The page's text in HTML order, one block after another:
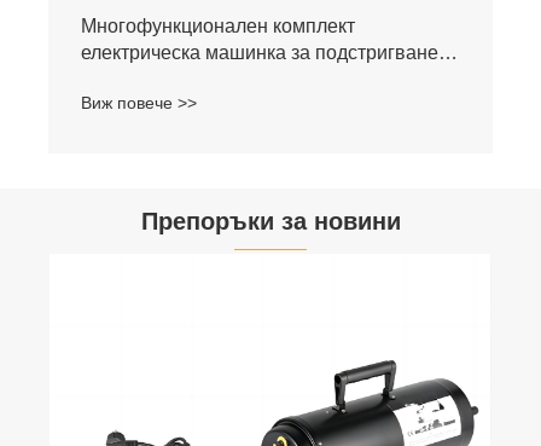
Многофункционален комплект
електрическа машинка за подстригване
Виж повече >>
Препоръки за новини